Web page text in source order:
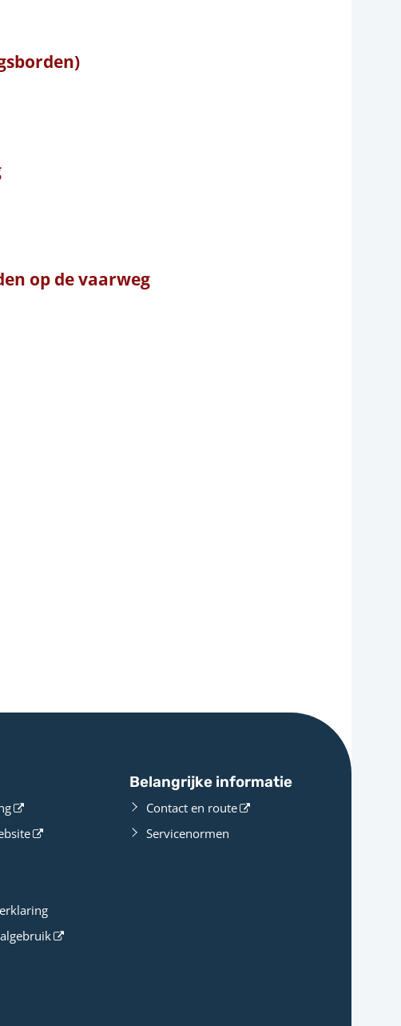
op de vaarweg
Belangrijke informatie
Contact en route
Servicenormen